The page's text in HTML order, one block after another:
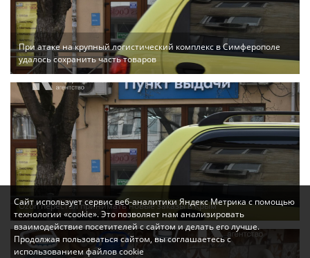
При атаке на крупный логистический комплекс в Симферополе
удалось сохранить часть товаров
Ozon перестал принимать новые заказы в Крым
Сайт использует сервис веб-аналитики Яндекс Метрика с помощью
технологии «cookie». Это позволяет нам анализировать
взаимодействие посетителей с сайтом и делать его лучше.
Продолжая пользоваться сайтом, вы соглашаетесь с
использованием файлов cookie